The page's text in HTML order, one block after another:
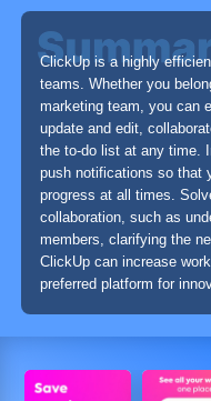
ClickUp is a highly
teams. Whether you
marketing team, you can
update and edit,
the to-do list at any time.
push notifications so that
progress at all times.
collaboration, such as
members, clarifying the
ClickUp can increase
preferred platform for